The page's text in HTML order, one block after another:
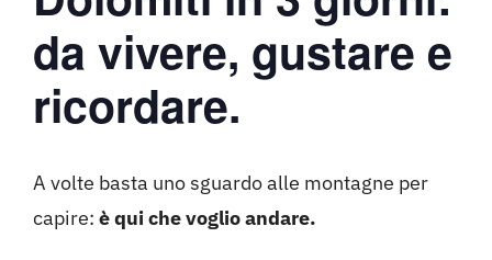
da vivere, gustare e
ricordare.
A volte basta uno sguardo alle montagne per
capire: è qui che voglio andare.